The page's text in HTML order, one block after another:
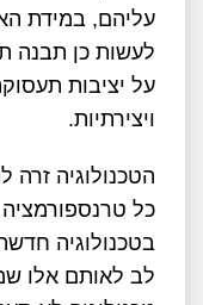
עליהם, במידת
לעשות כן תבנה
על יציבות
ויצירתיות.
הטכנולוגיה זרה
כל טרנספורמציה
בטכנולוגיה חדשה,
לב לאותם אלו